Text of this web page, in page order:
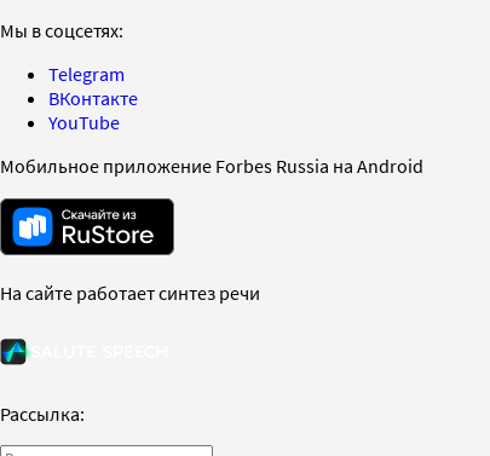
Мы в соцсетях:
Telegram
ВКонтакте
YouTube
Мобильное приложение Forbes Russia на Android
На сайте работает синтез речи
Рассылка: